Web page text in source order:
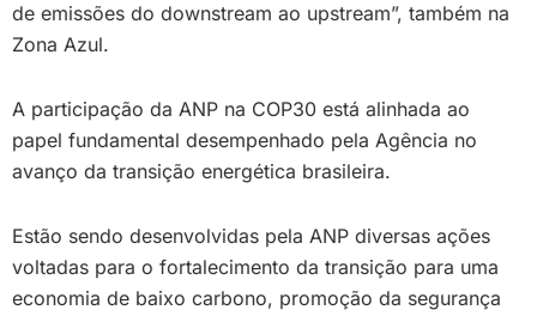
de emissões do downstream ao upstream”, também na
Zona Azul.
A participação da ANP na COP30 está alinhada ao
papel fundamental desempenhado pela Agência no
avanço da transição energética brasileira.
Estão sendo desenvolvidas pela ANP diversas ações
voltadas para o fortalecimento da transição para uma
economia de baixo carbono, promoção da segurança